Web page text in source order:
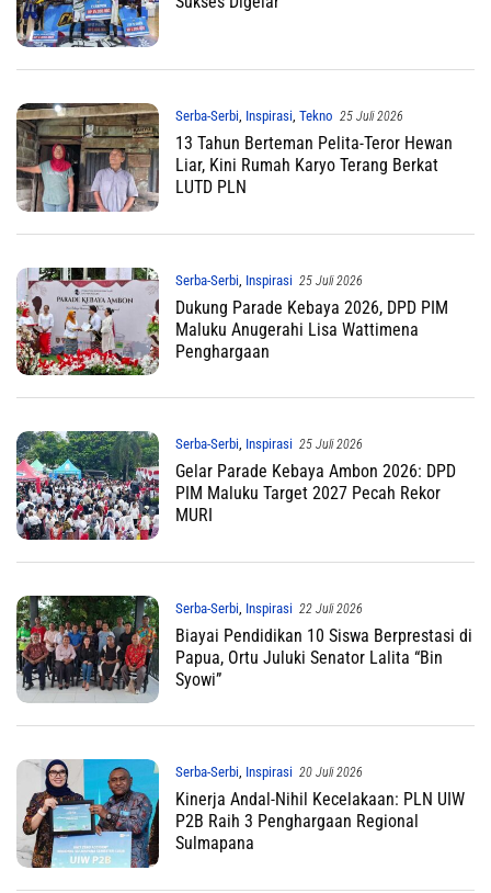
Serba-Serbi, Inspirasi, Tekno 25 Juli 2026
13 Tahun Berteman Pelita-Teror Hewan
Liar, Kini Rumah Karyo Terang Berkat
LUTD PLN
Serba-Serbi Inspirasi 25 Juli 2026
Dukung Parade Kebaya 2026, DPD PIM
Maluku Anugerahi Lisa Wattimena
Penghargaan
Serba-Serbi, Inspirasi 25 Juli 2026
Gelar Parade Kebaya Ambon 2026: DPD
PIM Maluku Target 2027 Pecah Rekor
MURI
Serba-Serbi Inspirasi 22 Juli 2026
Biayai Pendidikan 10 Siswa Berprestasi di
Papua, Ortu Juluki Senator Lalita “Bin
Syowi”
Serba-Serbi, Inspirasi 20 Juli 2026
Kinerja Andal-Nihil Kecelakaan: PLN UIW
P2B Raih 3 Penghargaan Regional
Sulmapana